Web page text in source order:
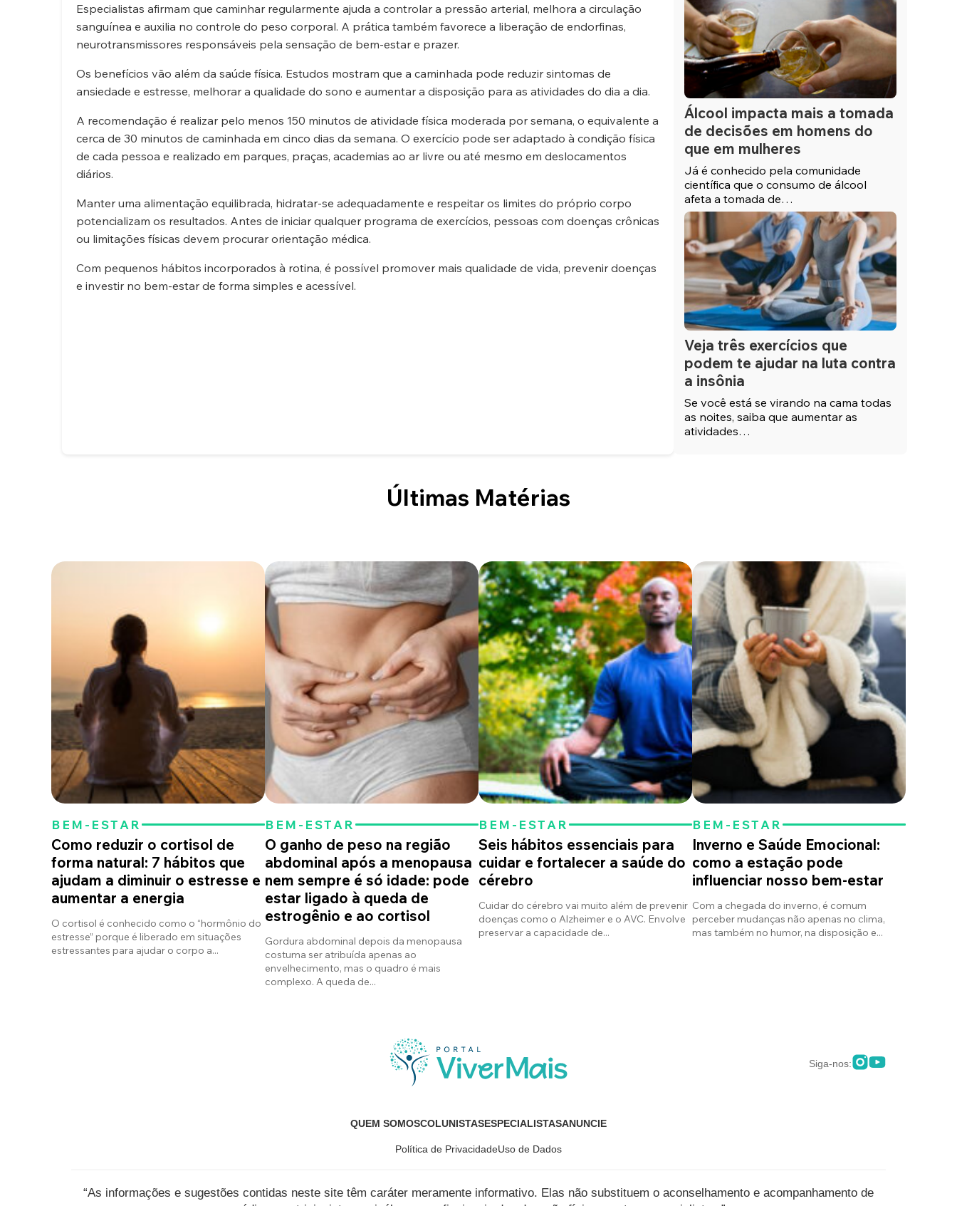
Especialistas afirmam que caminhar regularmente ajuda a controlar a pressão arterial, melhora a circulação
sanguínea e auxilia no controle do peso corporal. A prática também favorece a liberação de endorfinas,
neurotransmissores responsáveis pela sensação de bem-estar e prazer.
Os benefícios vão além da saúde física. Estudos mostram que a caminhada pode reduzir sintomas de
ansiedade e estresse, melhorar a qualidade do sono e aumentar a disposição para as atividades do dia a dia.
A recomendação é realizar pelo menos 150 minutos de atividade física moderada por semana, o equivalente a
cerca de 30 minutos de caminhada em cinco dias da semana. O exercício pode ser adaptado à condição física
de cada pessoa e realizado em parques, praças, academias ao ar livre ou até mesmo em deslocamentos
diários.
Manter uma alimentação equilibrada, hidratar-se adequadamente e respeitar os limites do próprio corpo
potencializam os resultados. Antes de iniciar qualquer programa de exercícios, pessoas com doenças crônicas
ou limitações físicas devem procurar orientação médica.
Com pequenos hábitos incorporados à rotina, é possível promover mais qualidade de vida, prevenir doenças
e investir no bem-estar de forma simples e acessível.
Álcool impacta mais a tomada
de decisões em homens do
que em mulheres
Já é conhecido pela comunidade
científica que o consumo de álcool
afeta a tomada de…
Veja três exercícios que
podem te ajudar na luta contra
a insônia
Se você está se virando na cama todas
as noites, saiba que aumentar as
atividades…
Últimas Matérias
BEM-ESTAR
Como reduzir o cortisol de
forma natural: 7 hábitos que
ajudam a diminuir o estresse e
aumentar a energia
O cortisol é conhecido como o “hormônio do
estresse” porque é liberado em situações
estressantes para ajudar o corpo a...
BEM-ESTAR
O ganho de peso na região
abdominal após a menopausa
nem sempre é só idade: pode
estar ligado à queda de
estrogênio e ao cortisol
Gordura abdominal depois da menopausa
costuma ser atribuída apenas ao
envelhecimento, mas o quadro é mais
complexo. A queda de...
BEM-ESTAR
Seis hábitos essenciais para
cuidar e fortalecer a saúde do
cérebro
Cuidar do cérebro vai muito além de prevenir
doenças como o Alzheimer e o AVC. Envolve
preservar a capacidade de...
BEM-ESTAR
Inverno e Saúde Emocional:
como a estação pode
influenciar nosso bem-estar
Com a chegada do inverno, é comum
perceber mudanças não apenas no clima,
mas também no humor, na disposição e...
Siga-nos:
QUEM SOMOSCOLUNISTASESPECIALISTASANUNCIE
Política de PrivacidadeUso de Dados
“As informações e sugestões contidas neste site têm caráter meramente informativo. Elas não substituem o aconselhamento e acompanhamento de